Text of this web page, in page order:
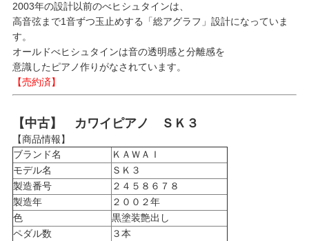
2003年の設計以前のべヒシュタインは、
高音弦まで1音ずつ玉止めする「総アグラフ」設計になっていま
す。
オールドべヒシュタインは音の透明感と分離感を
意識したピアノ作りがなされています。
【売約済】
【中古】 カワイピアノ ＳＫ３
【商品情報】
ブランド名
ＫＡＷＡＩ
モデル名
ＳＫ３
製造番号
２４５８６７８
製造年
２００２年
色
黒塗装艶出し
ペダル数
３本